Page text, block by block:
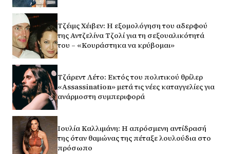
Τζέιμς Χέιβεν: Η εξομολόγηση του αδερφού
της Αντζελίνα Τζολί για τη σεξουαλικότητά
του – «Κουράστηκα να κρύβομαι»
Τζάρεντ Λέτο: Εκτός του πολιτικού θρίλερ
«Assassination» μετά τις νέες καταγγελίες για
ανάρμοστη συμπεριφορά
Ιουλία Καλλιμάνη: Η απρόσμενη αντίδρασή
της όταν θαμώνας της πέταξε λουλούδια στο
πρόσωπο